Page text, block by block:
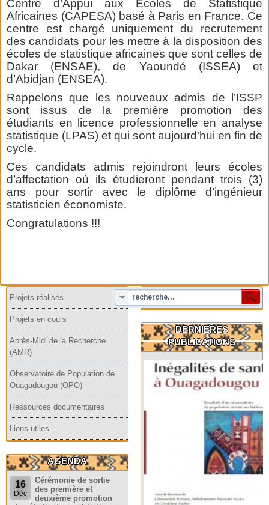
Centre d’Appui aux Ecoles de Statistique
Africaines (CAPESA) basé à Paris en France. Ce
centre est chargé uniquement du recrutement
des candidats pour les mettre à la disposition des
écoles de statistique africaines que sont celles de
Dakar (ENSAE), de Yaoundé (ISSEA) et
d’Abidjan (ENSEA).
Rappelons que les nouveaux admis de l’ISSP
sont issus de la première promotion des
étudiants en licence professionnelle en analyse
statistique (LPAS) et qui sont aujourd’hui en fin de
cycle.
Ces candidats admis rejoindront leurs écoles
d’affectation où ils étudieront pendant trois (3)
ans pour sortir avec le diplôme d’ingénieur
statisticien économiste.
Congratulations !!!
Projets réalisés
Projets en cours
Après-Midi de la Recherche
(AMR)
Observatoire de Population de
Ouagadougou (OPO)
Ressources documentaires
Liens utiles
AGENDA
16
Déc
Cérémonie de sortie
des première et
deuxième promotion
DERNIERES
PUBLICATIONS